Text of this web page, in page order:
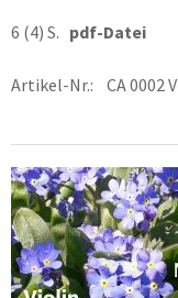
6 (4) S. pdf-Datei
Artikel-Nr.: CA 0002 V